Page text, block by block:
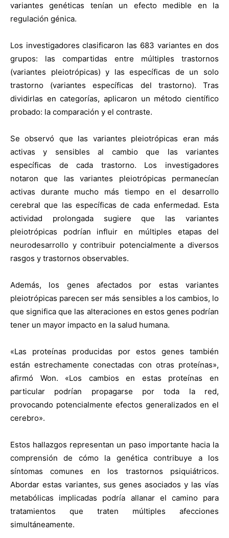
variantes genéticas tenían un efecto medible en la
regulación génica.
Los investigadores clasificaron las 683 variantes en dos
grupos: las compartidas entre múltiples trastornos
(variantes pleiotrópicas) y las específicas de un solo
trastorno (variantes específicas del trastorno). Tras
dividirlas en categorías, aplicaron un método científico
probado: la comparación y el contraste.
Se observó que las variantes pleiotrópicas eran más
activas y sensibles al cambio que las variantes
específicas de cada trastorno. Los investigadores
notaron que las variantes pleiotrópicas permanecían
activas durante mucho más tiempo en el desarrollo
cerebral que las específicas de cada enfermedad. Esta
actividad prolongada sugiere que las variantes
pleiotrópicas podrían influir en múltiples etapas del
neurodesarrollo y contribuir potencialmente a diversos
rasgos y trastornos observables.
Además, los genes afectados por estas variantes
pleiotrópicas parecen ser más sensibles a los cambios, lo
que significa que las alteraciones en estos genes podrían
tener un mayor impacto en la salud humana.
«Las proteínas producidas por estos genes también
están estrechamente conectadas con otras proteínas»,
afirmó Won. «Los cambios en estas proteínas en
particular podrían propagarse por toda la red,
provocando potencialmente efectos generalizados en el
cerebro».
Estos hallazgos representan un paso importante hacia la
comprensión de cómo la genética contribuye a los
síntomas comunes en los trastornos psiquiátricos.
Abordar estas variantes, sus genes asociados y las vías
metabólicas implicadas podría allanar el camino para
tratamientos que traten múltiples afecciones
simultáneamente.